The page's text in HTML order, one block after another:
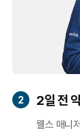
2 2일 전
웰스 매니